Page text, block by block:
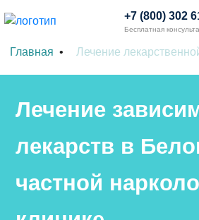
+7 (800) 302
Бесплатная
Главная Лечение
Лечение
лекарств в
частной